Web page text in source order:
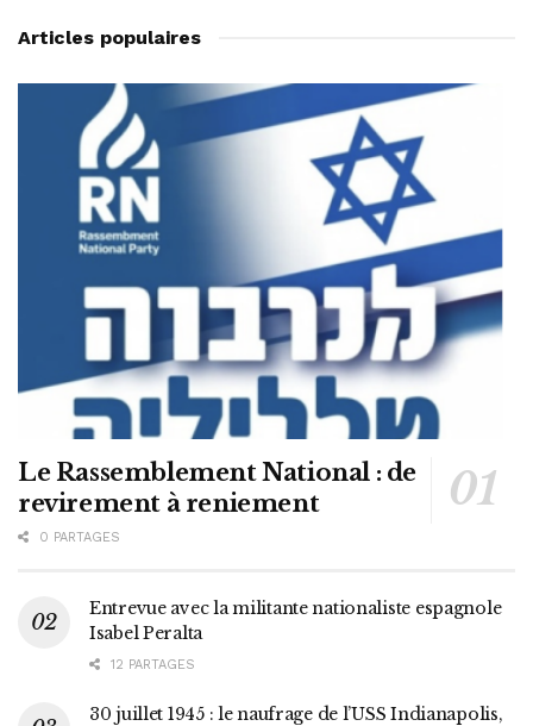
Articles populaires
Le Rassemblement National : de
revirement à reniement
0 PARTAGES
Entrevue avec la militante nationaliste espagnole
Isabel Peralta
12 PARTAGES
30 juillet 1945 : le naufrage de l’USS Indianapolis,